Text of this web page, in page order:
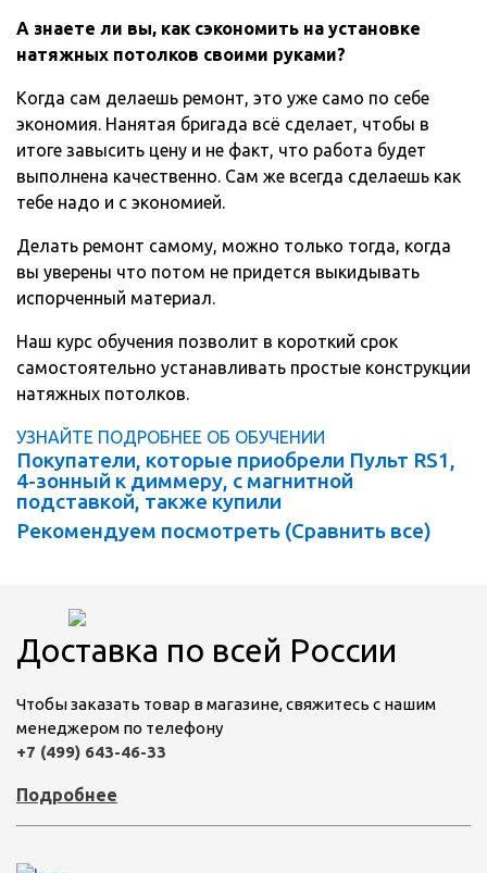
А знаете ли вы, как сэкономить на установке
натяжных потолков своими руками?
Когда сам делаешь ремонт, это уже само по себе
экономия. Нанятая бригада всё сделает, чтобы в
итоге завысить цену и не факт, что работа будет
выполнена качественно. Сам же всегда сделаешь как
тебе надо и с экономией.
Делать ремонт самому, можно только тогда, когда
вы уверены что потом не придется выкидывать
испорченный материал.
Наш курс обучения позволит в короткий срок
самостоятельно устанавливать простые конструкции
натяжных потолков.
УЗНАЙТЕ ПОДРОБНЕЕ ОБ ОБУЧЕНИИ
Покупатели, которые приобрели Пульт RS1,
4-зонный к диммеру, с магнитной
подставкой, также купили
Рекомендуем посмотреть (Сравнить все)
Доставка по всей России
Чтобы заказать товар в магазине, свяжитесь с нашим
менеджером по телефону
+7 (499) 643-46-33
Подробнее